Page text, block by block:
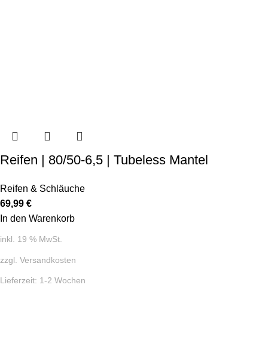
Reifen | 80/50-6,5 | Tubeless Mantel
Reifen & Schläuche
69,99 €
In den Warenkorb
inkl. 19 % MwSt.
zzgl. Versandkosten
Lieferzeit: 1-2 Wochen